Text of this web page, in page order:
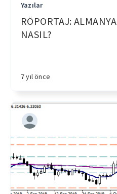
Yazılar
RÖPORTAJ:
NASIL?
7 yıl önce